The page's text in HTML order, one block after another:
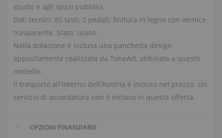
studio e agli spazi pubblici.
Dati tecnici: 85 tasti, 2 pedali; finitura in legno con vernice
trasparente. Stato: usato.
Nella dotazione è inclusa una panchetta design
appositamente realizzata da ToneArt, abbinata a questo
modello.
Il trasporto all'interno dell'Austria è incluso nel prezzo. Un
servizio di accordatura non è incluso in questa offerta.
OPZIONI FINANZIARIE